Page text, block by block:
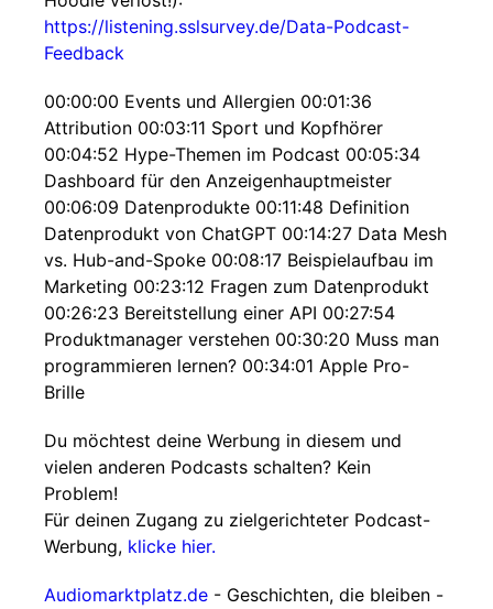
https://listening.sslsurvey.de/Data-Podcast-
Feedback
00:00:00 Events und Allergien 00:01:36
Attribution 00:03:11 Sport und Kopfhörer
00:04:52 Hype-Themen im Podcast 00:05:34
Dashboard für den Anzeigenhauptmeister
00:06:09 Datenprodukte 00:11:48 Definition
Datenprodukt von ChatGPT 00:14:27 Data Mesh
vs. Hub-and-Spoke 00:08:17 Beispielaufbau im
Marketing 00:23:12 Fragen zum Datenprodukt
00:26:23 Bereitstellung einer API 00:27:54
Produktmanager verstehen 00:30:20 Muss man
programmieren lernen? 00:34:01 Apple Pro-
Brille
Du möchtest deine Werbung in diesem und
vielen anderen Podcasts schalten? Kein
Problem!
Für deinen Zugang zu zielgerichteter Podcast-
Werbung, klicke hier.
Audiomarktplatz.de - Geschichten, die bleiben -